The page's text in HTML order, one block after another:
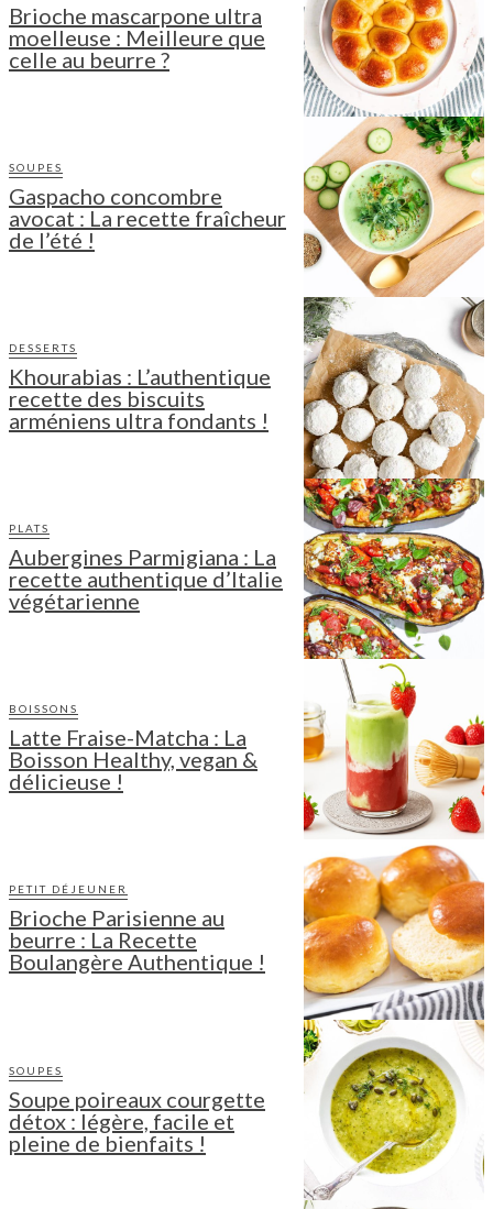
Brioche mascarpone ultra
moelleuse : Meilleure que
celle au beurre ?
SOUPES
Gaspacho concombre
avocat : La recette fraîcheur
de l’été !
DESSERTS
Khourabias : L’authentique
recette des biscuits
arméniens ultra fondants !
PLATS
Aubergines Parmigiana : La
recette authentique d’Italie
végétarienne
BOISSONS
Latte Fraise-Matcha : La
Boisson Healthy, vegan &
délicieuse !
PETIT DÉJEUNER
Brioche Parisienne au
beurre : La Recette
Boulangère Authentique !
SOUPES
Soupe poireaux courgette
détox : légère, facile et
pleine de bienfaits !